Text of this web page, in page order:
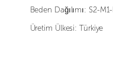
Beden Dağılımı: S2-
Üretim Ülkesi: Türkiye